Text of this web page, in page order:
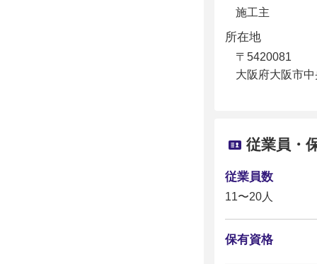
施工主
所在地
〒5420081
大阪府大阪市
従業員・
従業員数
11〜20人
保有資格